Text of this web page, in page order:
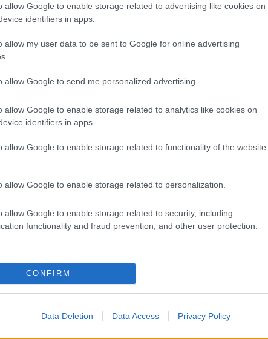
allow Google to enable storage related to advertising like cookies on
identifiers in apps.
allow my user data to be sent to Google for online advertising
allow Google to send me personalized advertising.
allow Google to enable storage related to analytics like cookies on
identifiers in apps.
allow Google to enable storage related to functionality of the website
allow Google to enable storage related to personalization.
allow Google to enable storage related to security, including
functionality and fraud prevention, and other user protection.
CONFIRM
Data Deletion Data Access Privacy Policy
propaganda soros györgy áldozatvédelem erőszak
az őt feljelentő